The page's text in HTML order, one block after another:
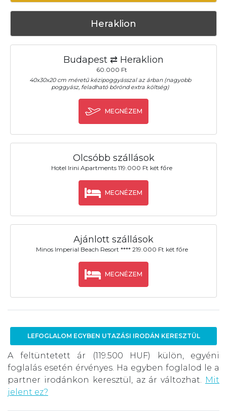
Heraklion
Budapest ⇄ Heraklion
60.000 Ft
40x30x20 cm méretű kézipoggyásszal az árban (nagyobb
poggyász, feladható bőrönd extra költség)
MEGNÉZEM
Olcsóbb szállások
Hotel Irini Apartments 119.000 Ft két főre
MEGNÉZEM
Ajánlott szállások
Minos Imperial Beach Resort **** 219.000 Ft két főre
MEGNÉZEM
LEFOGLALOM EGYBEN UTAZÁSI IRODÁN KERESZTÜL
A feltüntetett ár (119.500 HUF) külön, egyéni
foglalás esetén érvényes. Ha egyben foglalod le a
partner irodánkon keresztül, az ár változhat. Mit
jelent ez?